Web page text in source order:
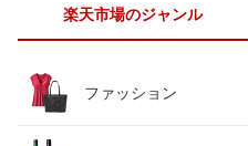
楽天市場のジャンル
ファッション